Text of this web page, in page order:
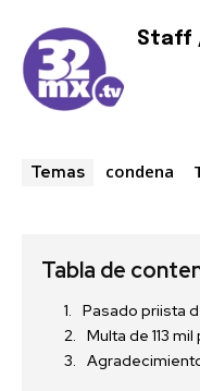
Staff
Temas condena
Tabla de
Pasado priista
Multa de 113